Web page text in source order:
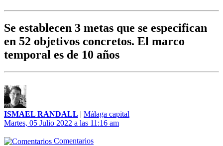
Se establecen 3 metas que se especifican
en 52 objetivos concretos. El marco
temporal es de 10 años
ISMAEL RANDALL | Málaga capital
Martes, 05 Julio 2022 a las 11:16 am
Comentarios